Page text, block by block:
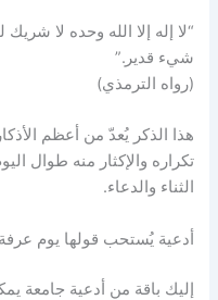
“لا إله إلا الله وحده لا
شيء قدير.”
(رواه الترمذي)
هذا الذكر يُعدّ من أعظم
تكراره والإكثار منه طوال
الثناء والدعاء.
أدعية يُستحب قولها يوم عرفة
إليك باقة من أدعية جامعة